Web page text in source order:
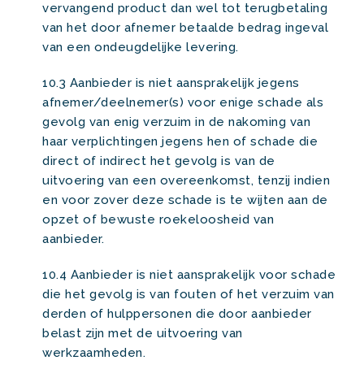
vervangend product dan wel tot terugbetaling
van het door afnemer betaalde bedrag ingeval
van een ondeugdelijke levering.
10.3 Aanbieder is niet aansprakelijk jegens
afnemer/deelnemer(s) voor enige schade als
gevolg van enig verzuim in de nakoming van
haar verplichtingen jegens hen of schade die
direct of indirect het gevolg is van de
uitvoering van een overeenkomst, tenzij indien
en voor zover deze schade is te wijten aan de
opzet of bewuste roekeloosheid van
aanbieder.
10.4 Aanbieder is niet aansprakelijk voor schade
die het gevolg is van fouten of het verzuim van
derden of hulppersonen die door aanbieder
belast zijn met de uitvoering van
werkzaamheden.